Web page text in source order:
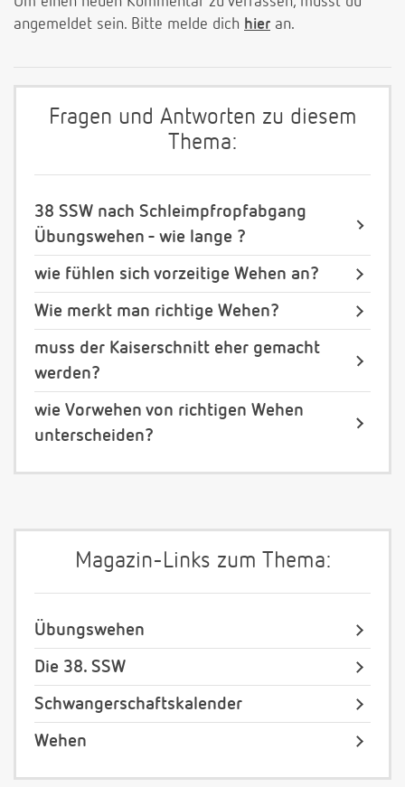
angemeldet sein. Bitte melde dich hier an.
Fragen und Antworten zu diesem
Thema:
38 SSW nach Schleimpfropfabgang
Übungswehen - wie lange ?
wie fühlen sich vorzeitige Wehen an?
Wie merkt man richtige Wehen?
muss der Kaiserschnitt eher gemacht
werden?
wie Vorwehen von richtigen Wehen
unterscheiden?
Magazin-Links zum Thema:
Übungswehen
Die 38. SSW
Schwangerschaftskalender
Wehen